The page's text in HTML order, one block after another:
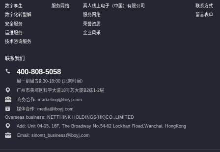
数字孪生
数字化转型解
安全服务
运维服务
技术咨询服务
服务网络
真人线上电子（中国）有限公司
服务网络
荣誉资质
企业风采
联系方式
留言表单
联系我们
400-808-5058
周一到周五9:30-18:00 (北京时间）
广州市黄埔区科学大道18号芯大厦B2栋1-2层
商务合作: marketing@iboyj.com
媒体合作: media@iboyj.com
Overseas business: NETTHINK HOLDINGS(HK)CO.,LIMITED
Add: Unit 04-05, 16F, The Broadway No.54-62 Lockhart Road, Wanchai, HongKong
Email: sinontt_business@iboyj.com